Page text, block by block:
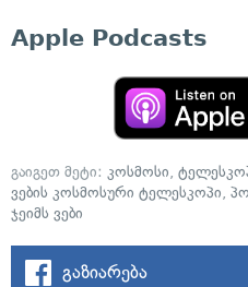
Apple Podcasts
გაიგეთ მეტი: კოსმოსი,
ვების კოსმოსური ტელესკოპი,
ჯეიმს ვები
გაზიარება